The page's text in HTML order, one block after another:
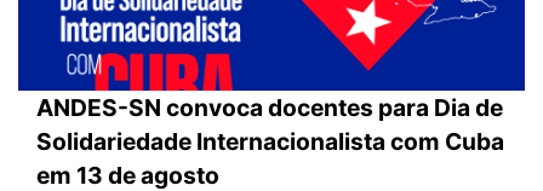
ANDES-SN convoca docentes para Dia de
Solidariedade Internacionalista com Cuba
em 13 de agosto